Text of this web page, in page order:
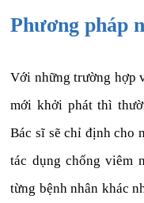
Phương pháp
Với những trường hợp
mới khởi phát thì
Bác sĩ sẽ chỉ định cho
tác dụng chống viêm
từng bệnh nhân khác